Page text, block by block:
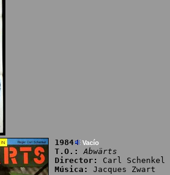
1984 Vacío
T.O.:
Abwärts
Director:
Carl Schenkel
Música:
Jacques Zwart